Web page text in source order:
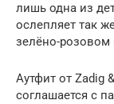
лишь одна из
ослепляет так
зелёно-розовом
Аутфит от Zadig
соглашается с